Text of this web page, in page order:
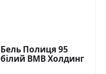
Бель Полиця 95
білий ВМВ Холдинг